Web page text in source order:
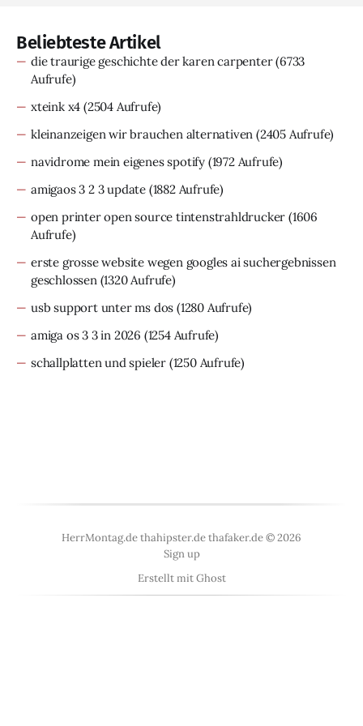
Beliebteste Artikel
die traurige geschichte der karen carpenter(6733
Aufrufe)
xteink x4 (2504 Aufrufe)
kleinanzeigen wir brauchen alternativen (2405 Aufrufe)
navidrome mein eigenes spotify (1972 Aufrufe)
amigaos 3 2 3 update (1882 Aufrufe)
open printer open source tintenstrahldrucker (1606
Aufrufe)
erste grosse website wegen googles ai suchergebnissen
geschlossen(1320 Aufrufe)
usb support unter ms dos (1280 Aufrufe)
amiga os 3 3 in 2026 (1254 Aufrufe)
schallplatten und spieler (1250 Aufrufe)
HerrMontag.de thahipster.de thafaker.de © 2026
Sign up
Erstellt mitGhost